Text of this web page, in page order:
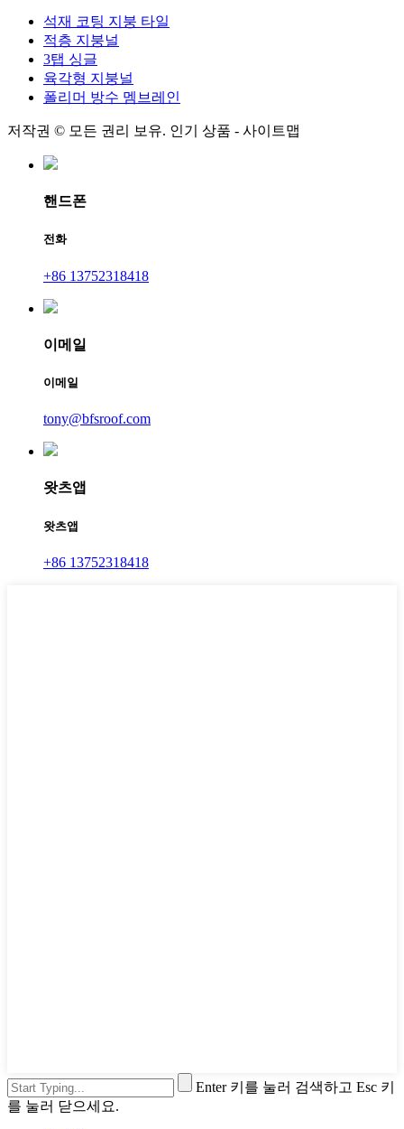
석재 코팅 지붕 타일
적층 지붕널
3탭 싱글
육각형 지붕널
폴리머 방수 멤브레인
저작권 © 모든 권리 보유. 인기 상품 - 사이트맵
핸드폰
전화
+86 13752318418
이메일
이메일
tony@bfsroof.com
왓츠앱
왓츠앱
+86 13752318418
Enter 키를 눌러 검색하고 Esc 키
를 눌러 닫으세요.